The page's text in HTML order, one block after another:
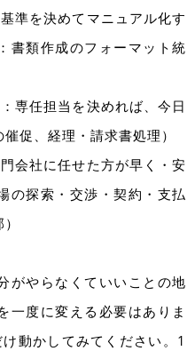
準を決めてマニュアル化す
書類作成のフォーマット統
専任担当を決めれば、今日
促、経理・請求書処理）
会社に任せた方が早く・安
の探索・交渉・契約・支払
がやらなくていいことの地
一度に変える必要はありま
動かしてみてください。1